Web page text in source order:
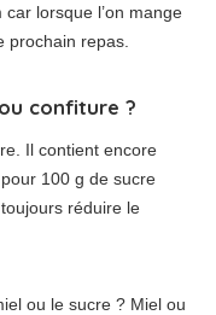
lorsque l’on mange
prochain repas.
confiture ?
Il contient encore
100 g de sucre
réduire le
ou le sucre ? Miel ou